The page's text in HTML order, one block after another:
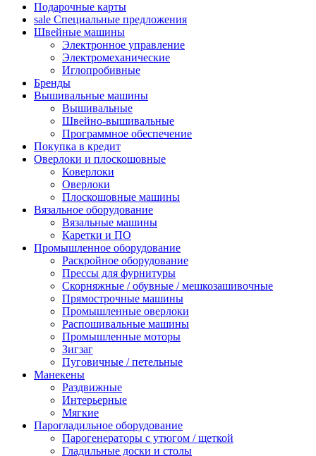
Подарочные карты
sale Специальные предложения
Швейные машины
Электронное управление
Электромеханические
Иглопробивные
Бренды
Вышивальные машины
Вышивальные
Швейно-вышивальные
Программное обеспечение
Покупка в кредит
Оверлоки и плоскошовные
Коверлоки
Оверлоки
Плоскошовные машины
Вязальное оборудование
Вязальные машины
Каретки и ПО
Промышленное оборудование
Раскройное оборудование
Прессы для фурнитуры
Скорняжные / обувные / мешкозашивочные
Прямострочные машины
Промышленные оверлоки
Распошивальные машины
Промышленные моторы
Зигзаг
Пуговичные / петельные
Манекены
Раздвижные
Интерьерные
Мягкие
Парогладильное оборудование
Парогенераторы с утюгом / щеткой
Гладильные доски и столы